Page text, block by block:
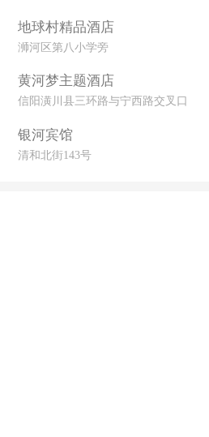
地球村精品酒店
浉河区第八小学旁
黄河梦主题酒店
信阳潢川县三环路与宁西路交叉口
银河宾馆
清和北街143号